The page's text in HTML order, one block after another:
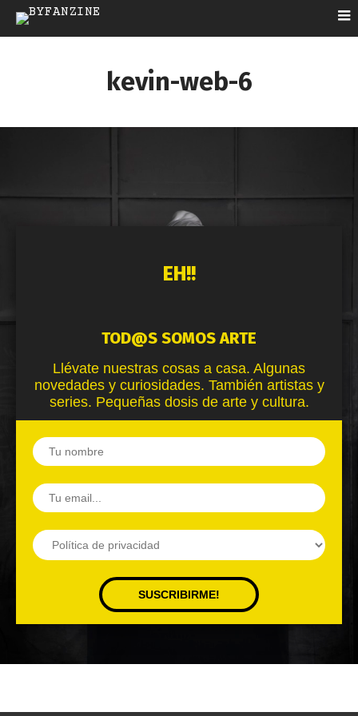
kevin-web-6
EH!!
TOD@S SOMOS ARTE
Llévate nuestras cosas a casa. Algunas
novedades y curiosidades. También artistas y
series. Pequeñas dosis de arte y cultura.